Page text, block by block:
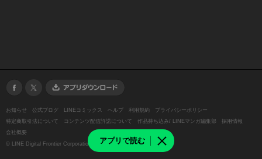
アプリで読む
お知らせ 公式ブログ LINEコミックス ヘルプ 利用規約
プライバシーポリシー
特定商取引法について
コンテンツ配信許諾について 作品持ち込み/ LINEマンガ編集部
採用情報
会社概要
© LINE Digital Frontier Corporation